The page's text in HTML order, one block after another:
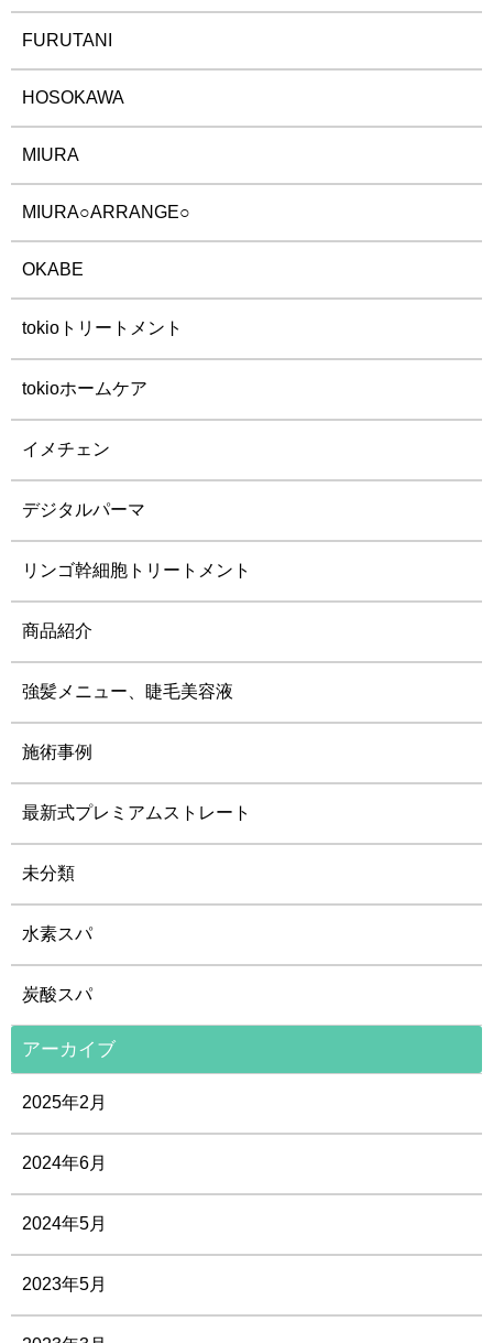
FURUTANI
HOSOKAWA
MIURA
MIURA○ARRANGE○
OKABE
tokioトリートメント
tokioホームケア
イメチェン
デジタルパーマ
リンゴ幹細胞トリートメント
商品紹介
強髪メニュー、睫毛美容液
施術事例
最新式プレミアムストレート
未分類
水素スパ
炭酸スパ
アーカイブ
2025年2月
2024年6月
2024年5月
2023年5月